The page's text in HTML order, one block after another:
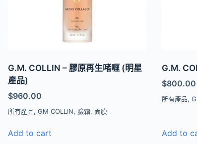
G.M. COLLIN – 膠原再生啫喱 (明星
產品)
$960.00
所有產品, GM COLLIN, 臉霜, 面膜
Add to cart
G.M.
$800.00
所有產品,
Add to